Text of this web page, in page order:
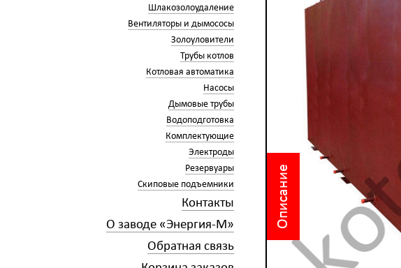
Шлакозолоудаление
Вентиляторы и дымососы
Золоуловители
Трубы котлов
Котловая автоматика
Насосы
Дымовые трубы
Водоподготовка
Комплектующие
Электроды
Резервуары
Скиповые подъемники
Контакты
О заводе «Энергия-М»
Обратная связь
Описание